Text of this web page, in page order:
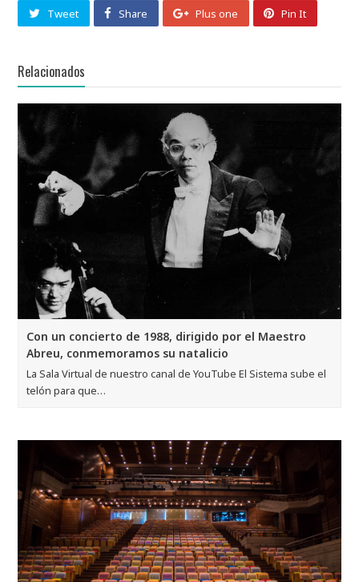
Tweet Share Plus one Pin It
Relacionados
Con un concierto de 1988, dirigido por el Maestro
Abreu, conmemoramos su natalicio
La Sala Virtual de nuestro canal de YouTube El Sistema sube el
telón para que…